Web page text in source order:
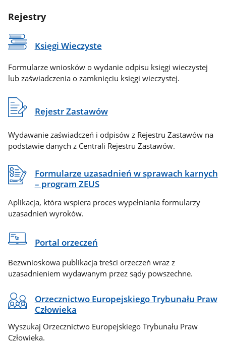
Rejestry
Księgi Wieczyste
Formularze wniosków o wydanie odpisu księgi wieczystej
lub zaświadczenia o zamknięciu księgi wieczystej.
Rejestr Zastawów
Wydawanie zaświadczeń i odpisów z Rejestru Zastawów na
podstawie danych z Centrali Rejestru Zastawów.
Formularze uzasadnień w sprawach karnych
– program ZEUS
Aplikacja, która wspiera proces wypełniania formularzy
uzasadnień wyroków.
Portal orzeczeń
Bezwnioskowa publikacja treści orzeczeń wraz z
uzasadnieniem wydawanym przez sądy powszechne.
Orzecznictwo Europejskiego Trybunału Praw
Człowieka
Wyszukaj Orzecznictwo Europejskiego Trybunału Praw
Człowieka.